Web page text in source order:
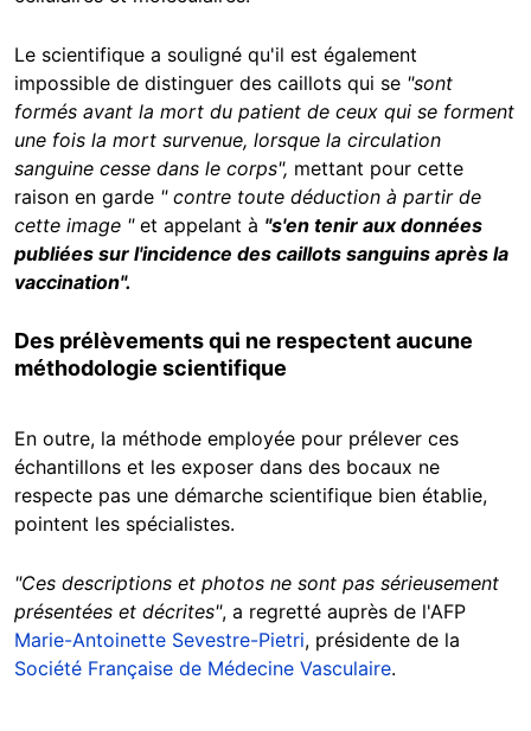
Le scientifique a souligné qu'il est également
impossible de distinguer des caillots qui se "sont
formés avant la mort du patient de ceux qui se forment
une fois la mort survenue, lorsque la circulation
sanguine cesse dans le corps", mettant pour cette
raison en garde "contre toute déduction à partir de
cette image " et appelant à "s'en tenir aux données
publiées sur l'incidence des caillots sanguins après la
vaccination".
Des prélèvements qui ne respectent aucune
méthodologie scientifique
En outre, la méthode employée pour prélever ces
échantillons et les exposer dans des bocaux ne
respecte pas une démarche scientifique bien établie,
pointent les spécialistes.
"Ces descriptions et photos ne sont pas sérieusement
présentées et décrites", a regretté auprès de l'AFP
Marie-Antoinette Sevestre-Pietri, présidente de la
Société Française de Médecine Vasculaire.